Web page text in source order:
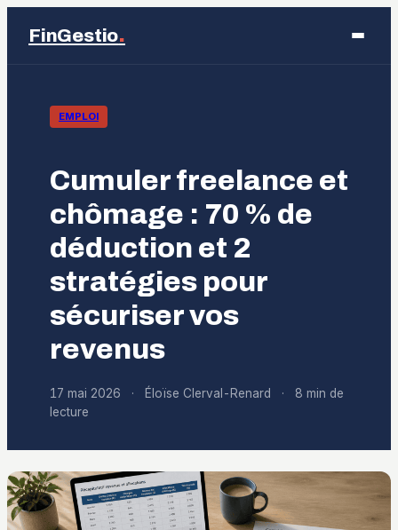
FinGestio.
Business
Finance
Marketing
EMPLOI
Cumuler freelance et
chômage : 70 % de
déduction et 2
stratégies pour
sécuriser vos
revenus
17 mai 2026 · Éloïse Clerval-Renard ·
8 min de
lecture